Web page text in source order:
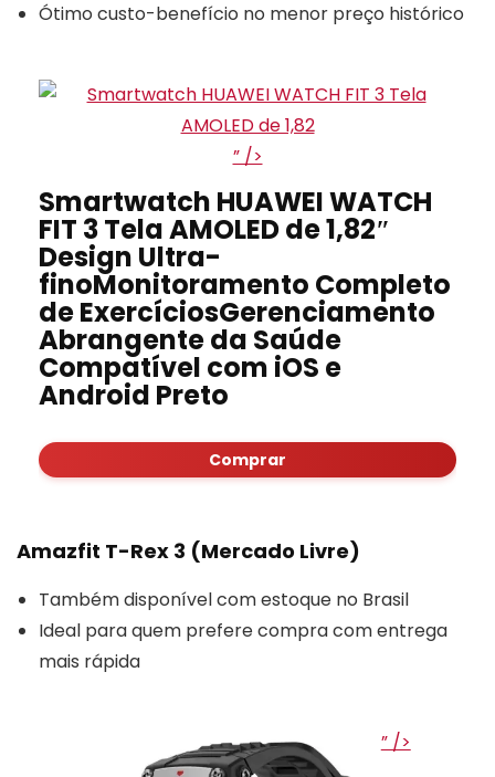
Ótimo custo-benefício no menor preço histórico
” />
Smartwatch HUAWEI WATCH
FIT 3 Tela AMOLED de 1,82″
Design Ultra-
finoMonitoramento Completo
de ExercíciosGerenciamento
Abrangente da Saúde
Compatível com iOS e
Android Preto
Comprar
Amazfit T-Rex 3 (Mercado Livre)
Também disponível com estoque no Brasil
Ideal para quem prefere compra com entrega
mais rápida
” />